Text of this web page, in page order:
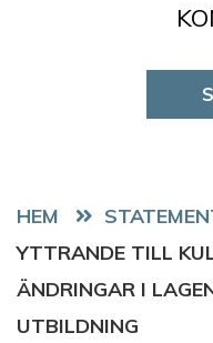
HEM
YTTRANDE TILL
ÄNDRINGAR I
UTBILDNING